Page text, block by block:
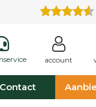
account
Contact